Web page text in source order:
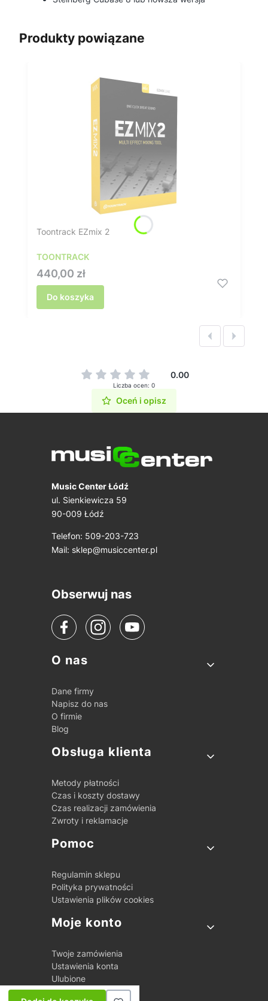
Produkty powiązane
Toontrack EZmix 2
TOONTRACK
Cena
440,00 zł
Do koszyka
0.00
Liczba ocen: 0
Oceń i opisz
Music Center Łódź
ul. Sienkiewicza 59
90-009 Łódź
Telefon: 509-203-723
Mail: sklep@musiccenter.pl
Obserwuj nas
Linki w stopce
O nas
Dane firmy
Napisz do nas
O firmie
Blog
Obsługa klienta
Metody płatności
Czas i koszty dostawy
Czas realizacji zamówienia
Zwroty i reklamacje
Pomoc
Regulamin sklepu
Polityka prywatności
Ustawienia plików cookies
Moje konto
Twoje zamówienia
Ustawienia konta
Ulubione